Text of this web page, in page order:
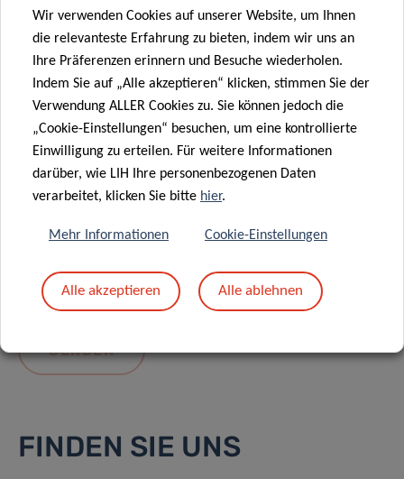
Mit dem Absenden Ihrer Nachricht erklären Sie
Datenschutzrichtlinie.
FINDEN SIE UNS
Wir verwenden Cookies auf unserer Website, um Ihnen
die relevanteste Erfahrung zu bieten, indem wir uns an
Ihre Präferenzen erinnern und Besuche wiederholen.
Indem Sie auf „Alle akzeptieren“ klicken, stimmen Sie der
Verwendung ALLER Cookies zu. Sie können jedoch die
„Cookie-Einstellungen“ besuchen, um eine kontrollierte
Einwilligung zu erteilen. Für weitere Informationen
darüber, wie LIH Ihre personenbezogenen Daten
verarbeitet, klicken Sie bitte hier.
Mehr Informationen Cookie-Einstellungen
Alle akzeptieren Alle ablehnen